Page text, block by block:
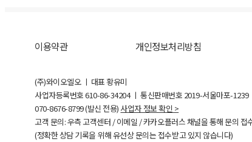
이용약관 개인정보처리방침
(주)와이오엘오 ㅣ 대표 황유미
사업자등록번호610-86-34204ㅣ 통신판매번호 2019-서울마포-1239
070-8676-8799 (발신 전용) 사업자 정보 확인 >
고객 문의: 우측 고객센터 / 이메일 / 카카오플러스 채널을 통해 문의 접
(정확한 상담 기록을 위해 유선상 문의는 접수받고 있지 않습니다)